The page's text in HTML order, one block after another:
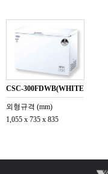
CSC-300FDWB(WHITE)
외형규격(mm)
1,055x735x835